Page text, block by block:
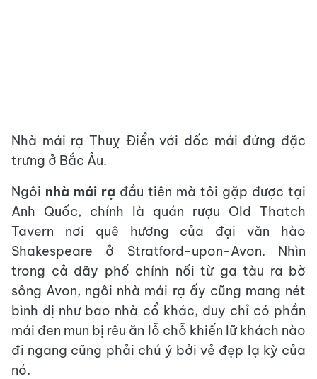
Nhà mái rạ Thuỵ Điển với dốc mái đứng đặc
trưng ở Bắc Âu.
Ngôi nhà mái rạ đầu tiên mà tôi gặp được tại
Anh Quốc, chính là quán rượu Old Thatch
Tavern nơi quê hương của đại văn hào
Shakespeare ở Stratford-upon-Avon. Nhìn
trong cả dãy phố chính nối từ ga tàu ra bờ
sông Avon, ngôi nhà mái rạ ấy cũng mang nét
bình dị như bao nhà cổ khác, duy chỉ có phần
mái đen mun bị rêu ăn lỗ chỗ khiến lữ khách nào
đi ngang cũng phải chú ý bởi vẻ đẹp lạ kỳ của
nó.